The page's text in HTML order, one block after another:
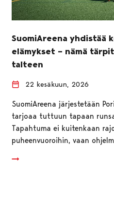
SuomiAreena yhdistää
elämykset – nämä
talteen
22 kesäkuun, 2026
SuomiAreena järjestetään
tarjoaa tuttuun tapaan
Tapahtuma ei kuitenkaan
puheenvuoroihin, vaan